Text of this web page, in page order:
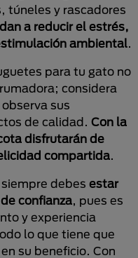
túneles y rascadores
a reducir el estrés,
ambiental.
para tu gato no
considera
sus
de calidad. Con la
disfrutarán de
compartida.
debes estar
de confianza, pues es
y experiencia
lo que tiene que
su beneficio. Con